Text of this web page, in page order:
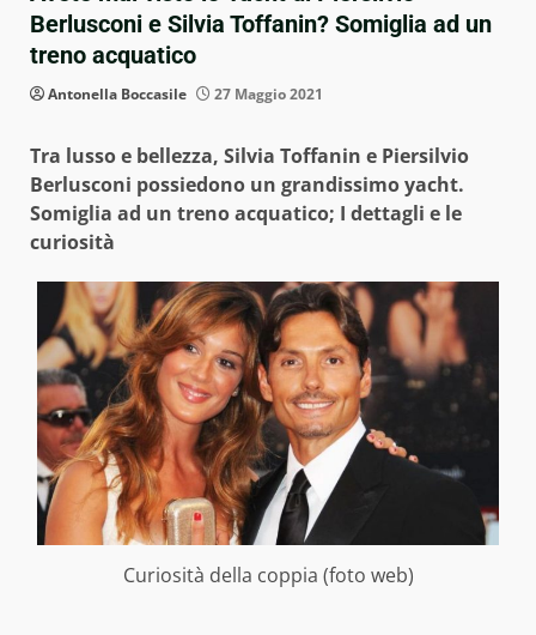
Berlusconi e Silvia Toffanin? Somiglia ad un
treno acquatico
Antonella Boccasile 27 Maggio 2021
Tra lusso e bellezza, Silvia Toffanin e Piersilvio
Berlusconi possiedono un grandissimo yacht.
Somiglia ad un treno acquatico; I dettagli e le
curiosità
Curiosità della coppia (foto web)